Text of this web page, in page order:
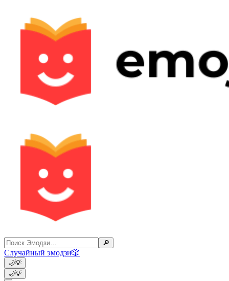
🔎
Случайный эмодзи🎲
🌙💡
🌙💡